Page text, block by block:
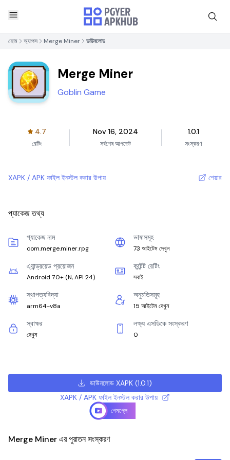
হোম অ্যাপস Merge Miner ডাউনলোড
Merge Miner
Goblin Game
4.7
রেটিং
Nov 16, 2024
সর্বশেষ আপডেট
1.0.1
সংস্করণ
XAPK / APK ফাইল ইনস্টল করার উপায় শেয়ার
প্যাকেজ তথ্য
প্যাকেজ নাম
com.merge.miner.rpg
ভাষাসমূহ
73 আইটেম দেখুন
এ্যান্ড্রয়েড প্রয়োজন
Android 7.0+ (N, API 24)
কন্টেন্ট রেটিং
সবাই
স্থাপত্যবিদ্যা
arm64-v8a
অনুমতিসমূহ
15 আইটেম দেখুন
স্বাক্ষর
দেখুন
লক্ষ্য এসডিকে সংস্করণ
0
ডাউনলোড XAPK (1.0.1)
XAPK / APK ফাইল ইনস্টল করার উপায়
গেমপ্লে
Merge Miner এর পুরাতন সংস্করণ